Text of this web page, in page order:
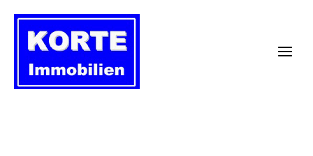
Inhalt
springen